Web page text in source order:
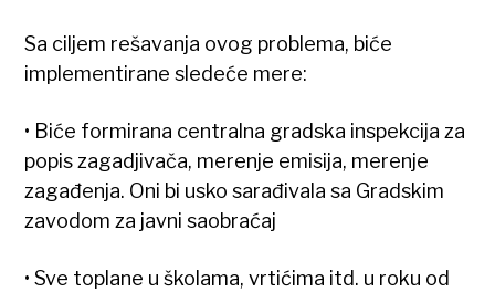
Sa ciljem rešavanja ovog problema, biće
implementirane sledeće mere:
• Biće formirana centralna gradska inspekcija za
popis zagadjivača, merenje emisija, merenje
zagađenja. Oni bi usko sarađivala sa Gradskim
zavodom za javni saobraćaj
• Sve toplane u školama, vrtićima itd. u roku od